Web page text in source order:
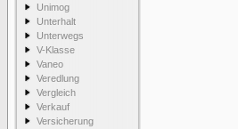
Unimog
Unterhalt
Unterwegs
V-Klasse
Vaneo
Veredlung
Vergleich
Verkauf
Versicherung